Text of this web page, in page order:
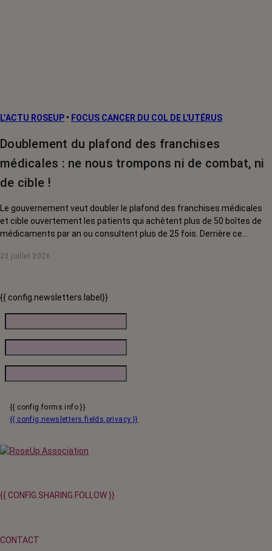
L’ACTU ROSEUP • FOCUS CANCER DU COL DE L'UTÉRUS
Doublement du plafond des franchises
médicales : ne nous trompons ni de combat, ni
de cible !
Le gouvernement veut doubler le plafond des franchises médicales
et cible ouvertement les patients qui achètent plus de 50 boîtes de
médicaments par an ou consultent plus de 25 fois. Derrière ce
chroniques, et en premier lieu les personnes touchées par un cancer,
23 juillet 2026
{{ config.newsletters.label}}
{{ config.forms.info }}
{{ config.newsletters.fields.privacy }}
{{ CONFIG.SHARING.FOLLOW }}
CONTACT